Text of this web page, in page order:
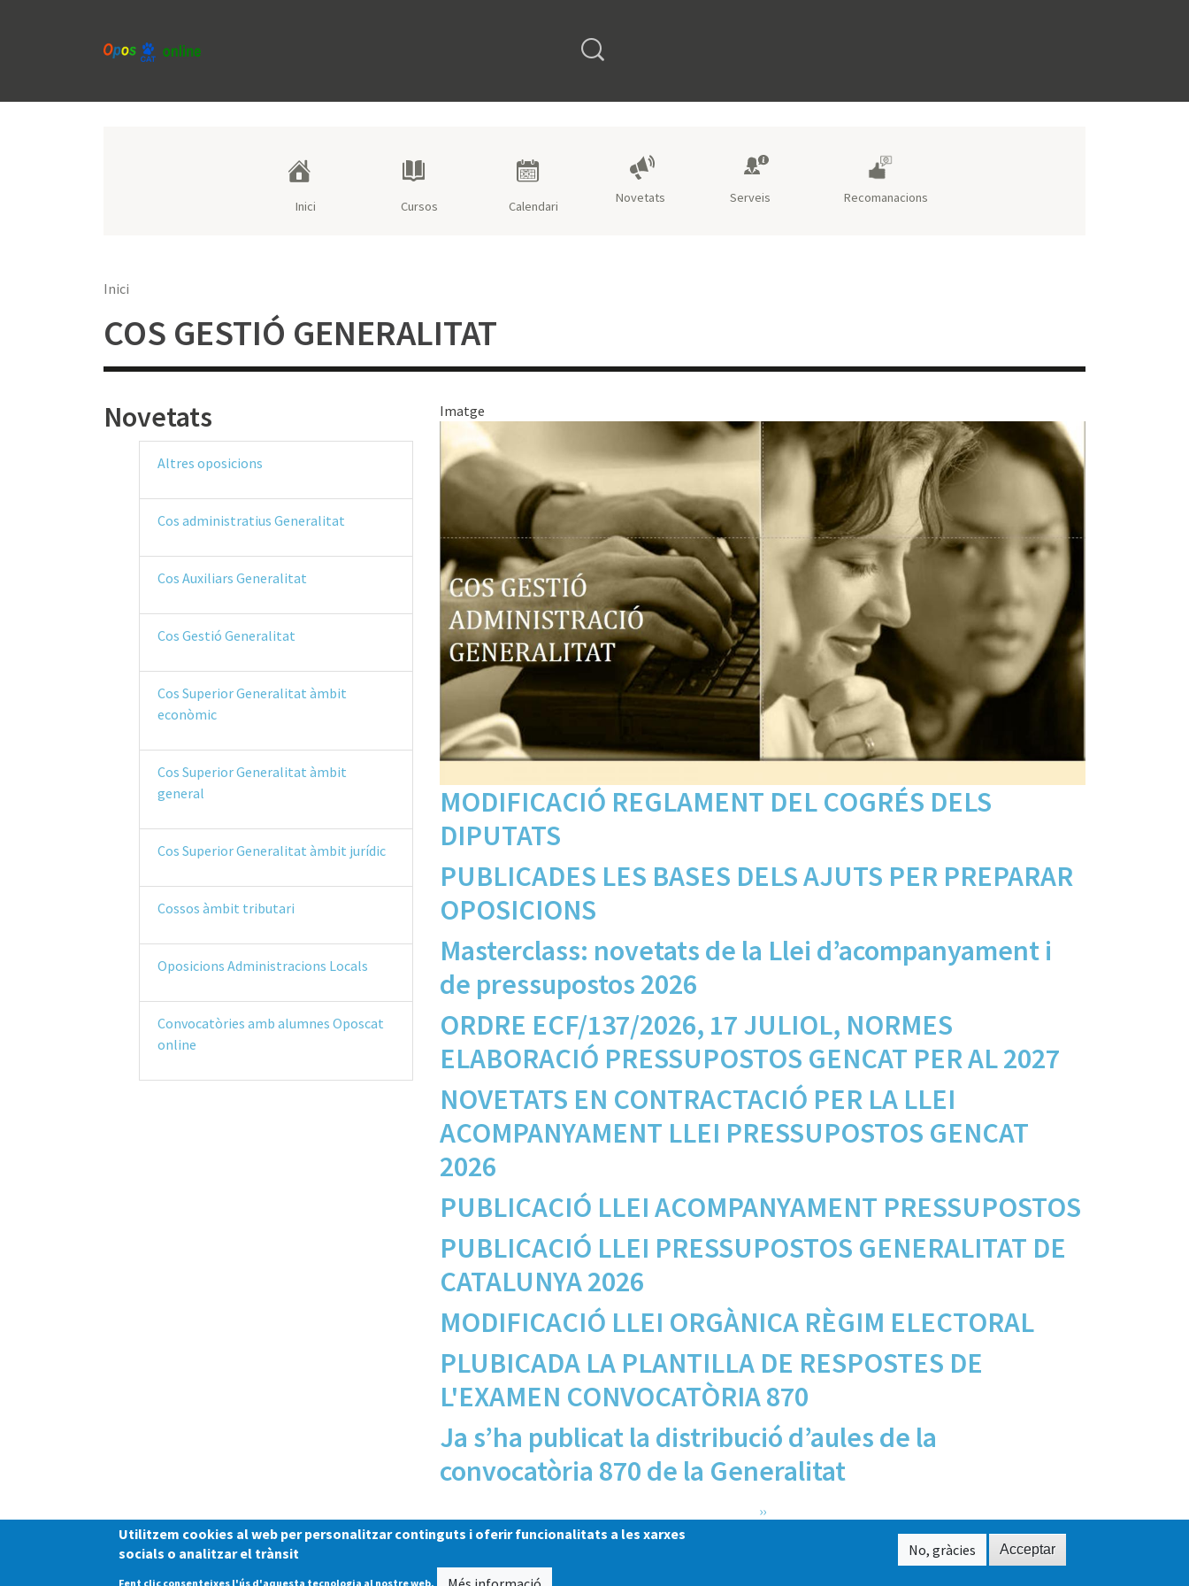
Inici Cursos Calendari
Novetats Serveis Recomanacions
Fil
d'Ariadna
Inici
COS GESTIÓ GENERALITAT
Novetats
Altres oposicions
Cos administratius Generalitat
Cos Auxiliars Generalitat
Cos Gestió Generalitat
Cos Superior Generalitat àmbit
econòmic
Cos Superior Generalitat àmbit
general
Cos Superior Generalitat àmbit jurídic
Cossos àmbit tributari
Oposicions Administracions Locals
Convocatòries amb alumnes Oposcat
online
Imatge
MODIFICACIÓ REGLAMENT DEL COGRÉS DELS
DIPUTATS
PUBLICADES LES BASES DELS AJUTS PER PREPARAR
OPOSICIONS
Masterclass: novetats de la Llei d’acompanyament i
de pressupostos 2026
ORDRE ECF/137/2026, 17 JULIOL, NORMES
ELABORACIÓ PRESSUPOSTOS GENCAT PER AL 2027
NOVETATS EN CONTRACTACIÓ PER LA LLEI
ACOMPANYAMENT LLEI PRESSUPOSTOS GENCAT
2026
PUBLICACIÓ LLEI ACOMPANYAMENT PRESSUPOSTOS
PUBLICACIÓ LLEI PRESSUPOSTOS GENERALITAT DE
CATALUNYA 2026
MODIFICACIÓ LLEI ORGÀNICA RÈGIM ELECTORAL
PLUBICADA LA PLANTILLA DE RESPOSTES DE
L'EXAMEN CONVOCATÒRIA 870
Ja s’ha publicat la distribució d’aules de la
convocatòria 870 de la Generalitat
Pàgina següent
››
Utilitzem cookies al web per personalitzar continguts i oferir funcionalitats a les xarxes
socials o analitzar el trànsit
Fent clic consenteixes l'ús d'aquesta tecnologia al nostre web.
No, gràcies Acceptar